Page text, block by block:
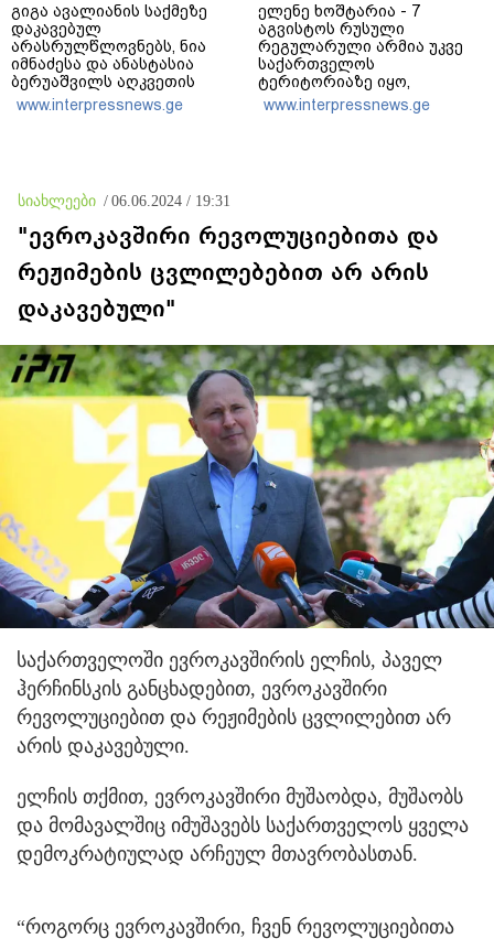
გიგა ავალიანის საქმეზე
დაკავებულ
არასრულწლოვნებს, ნია
იმნაძესა და ანასტასია
ბერუაშვილს აღკვეთის
ღონისძიების სახით
პატიმრობა შეეფარდათ
www.interpressnews.ge
ელენე ხოშტარია - 7
აგვისტოს რუსული
რეგულარული არმია უკვე
საქართველოს
ტერიტორიაზე იყო,
გვქონდა მსხვერპლი - ვერც
რუსები და ვერც ქართველი
www.interpressnews.ge
სიახლეები / 06.06.2024 / 19:31
"ევროკავშირი რევოლუციებითა და
რეჟიმების ცვლილებებით არ არის
დაკავებული"
საქართველოში ევროკავშირის ელჩის, პაველ
ჰერჩინსკის განცხადებით, ევროკავშირი
რევოლუციებით და რეჟიმების ცვლილებით არ
არის დაკავებული.
ელჩის თქმით, ევროკავშირი მუშაობდა, მუშაობს
და მომავალშიც იმუშავებს საქართველოს ყველა
დემოკრატიულად არჩეულ მთავრობასთან.
“როგორც ევროკავშირი, ჩვენ რევოლუციებითა